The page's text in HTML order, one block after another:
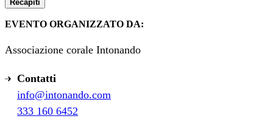
Recapiti
EVENTO ORGANIZZATO DA:
Associazione corale Intonando
Contatti
info@intonando.com
333 160 6452